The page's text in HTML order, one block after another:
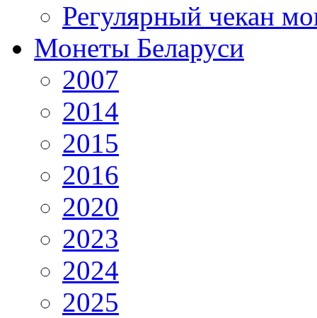
Регулярный чекан
Монеты Беларуси
2007
2014
2015
2016
2020
2023
2024
2025